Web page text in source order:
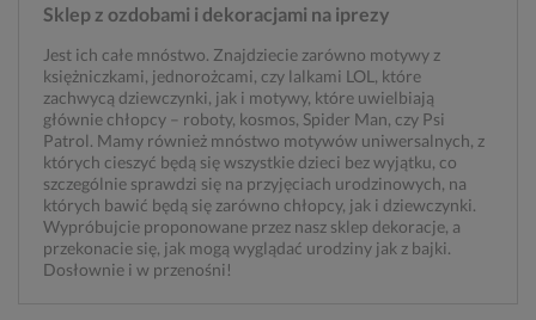
Sklep z ozdobami i dekoracjami na iprezy
Jest ich całe mnóstwo. Znajdziecie zarówno motywy z
księżniczkami, jednorożcami, czy lalkami LOL, które
zachwycą dziewczynki, jak i motywy, które uwielbiają
głównie chłopcy – roboty, kosmos, Spider Man, czy Psi
Patrol. Mamy również mnóstwo motywów uniwersalnych, z
których cieszyć będą się wszystkie dzieci bez wyjątku, co
szczególnie sprawdzi się na przyjęciach urodzinowych, na
których bawić będą się zarówno chłopcy, jak i dziewczynki.
Wypróbujcie proponowane przez nasz sklep dekoracje, a
przekonacie się, jak mogą wyglądać urodziny jak z bajki.
Dosłownie i w przenośni!